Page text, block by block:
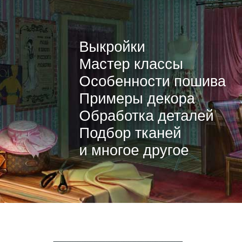
Выкройки
Мастер классы
Особенности пошива
Примеры декора
Обработка деталей
Подбор тканей
и многое другое